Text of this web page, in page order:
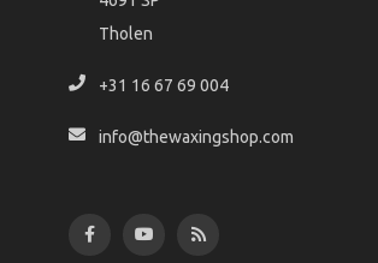
Tholen
+31 16 67 69 004
info@thewaxingshop.com